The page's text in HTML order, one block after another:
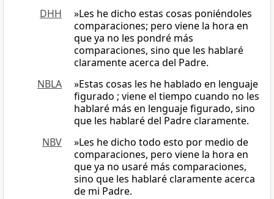
DHH
»Les he dicho estas cosas poniéndoles
comparaciones; pero viene la hora en
que ya no les pondré más
comparaciones, sino que les hablaré
claramente acerca del Padre.
NBLA
»Estas cosas les he hablado en lenguaje
figurado ; viene el tiempo cuando no les
hablaré más en lenguaje figurado, sino
que les hablaré del Padre claramente.
NBV
»Les he dicho todo esto por medio de
comparaciones, pero viene la hora en
que ya no usaré más comparaciones,
sino que les hablaré claramente acerca
de mi Padre.